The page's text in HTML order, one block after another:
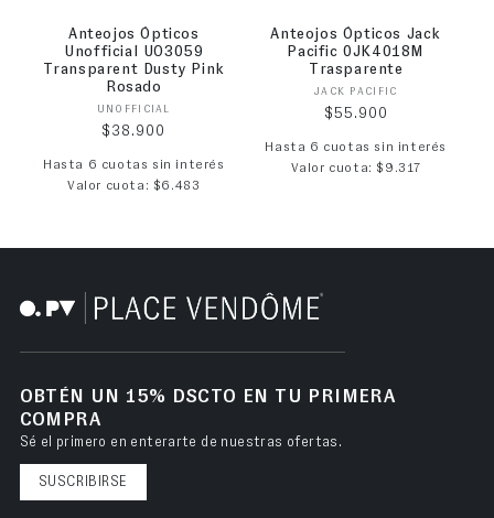
Anteojos Ópticos
Unofficial UO3059
Transparent Dusty Pink
Rosado
Proveedor:
UNOFFICIAL
Precio habitual
$38.900
Hasta 6 cuotas sin interés
Valor cuota: $6.483
Anteojos Ópticos Jack
Pacific 0JK4018M
Trasparente
Proveedor:
JACK PACIFIC
Precio habitual
$55.900
Hasta 6 cuotas sin interés
Valor cuota: $9.317
OBTÉN UN 15% DSCTO EN TU PRIMERA
COMPRA
Sé el primero en enterarte de nuestras ofertas.
SUSCRIBIRSE